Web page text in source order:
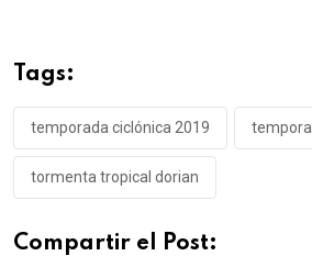
Tags:
temporada ciclónica 2019
tormenta tropical dorian
Compartir el Post: